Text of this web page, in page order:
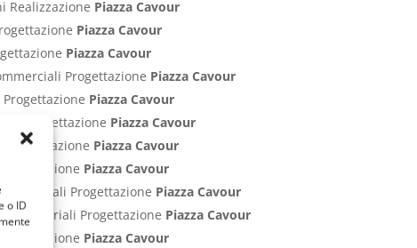
o ID
Realizzazione Piazza Cavour
Piazza Cavour
Piazza Cavour
Progettazione Piazza Cavour
Piazza Cavour
Progettazione Piazza Cavour
Progettazione Piazza Cavour
Piazza Cavour
Progettazione Piazza Cavour
Industriali Progettazione Piazza Cavour
Piazza Cavour